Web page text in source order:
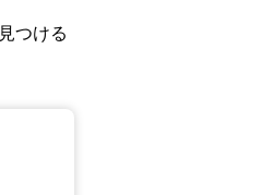
見つける